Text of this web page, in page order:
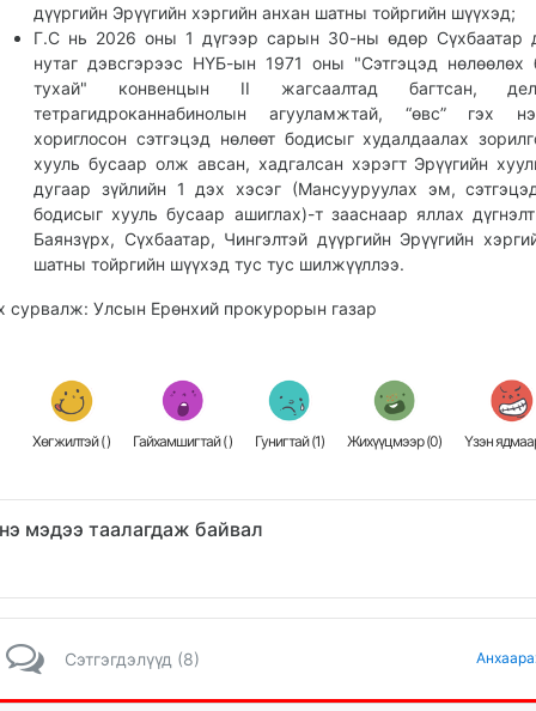
дүүргийн Эрүүгийн хэргийн анхан шатны тойргийн шүүхэд;
Г.С нь 2026 оны 1 дүгээр сарын 30-ны өдөр Сүхбаатар
нутаг дэвсгэрээс НҮБ-ын 1971 оны "Сэтгэцэд нөлөөлөх
тухай" конвенцын II жагсаалтад багтсан,
тетрагидроканнабинолын агууламжтай, “өвс” гэх
хориглосон сэтгэцэд нөлөөт бодисыг худалдаалах
хууль бусаар олж авсан, хадгалсан хэрэгт Эрүүгийн
дугаар зүйлийн 1 дэх хэсэг (Мансууруулах эм,
бодисыг хууль бусаар ашиглах)-т зааснаар яллах
Баянзүрх, Сүхбаатар, Чингэлтэй дүүргийн Эрүүгийн
шатны тойргийн шүүхэд тус тус шилжүүллээ.
сурвалж: Улсын Ерөнхий прокурорын газар
Хөгжилтэй () Гайхамшигтай () Гунигтай (1) Жихүүцмээр (0) Үзэн
мэдээ таалагдаж байвал
Сэтгэгдэлүүд (8)